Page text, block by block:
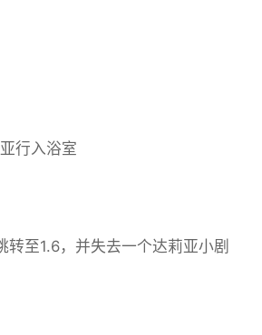
行入浴室
转至1.6，并失去一个达莉亚小剧